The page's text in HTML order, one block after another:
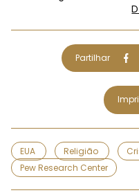
Partilhar
EUA Religião
Pew Research Center